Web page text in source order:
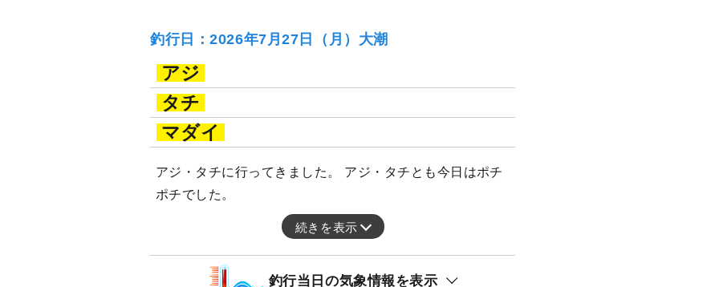
釣行日：2026年7月27日（月）大潮
アジ
タチ
マダイ
アジ・タチに行ってきました。 アジ・タチとも今日はポチ
ポチでした。
続きを表示
釣行当日の気象情報を表示